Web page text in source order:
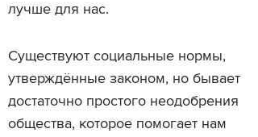
лучше для нас.
Существуют социальные нормы,
утверждённые законом, но бывает
достаточно простого неодобрения
общества, которое помогает нам